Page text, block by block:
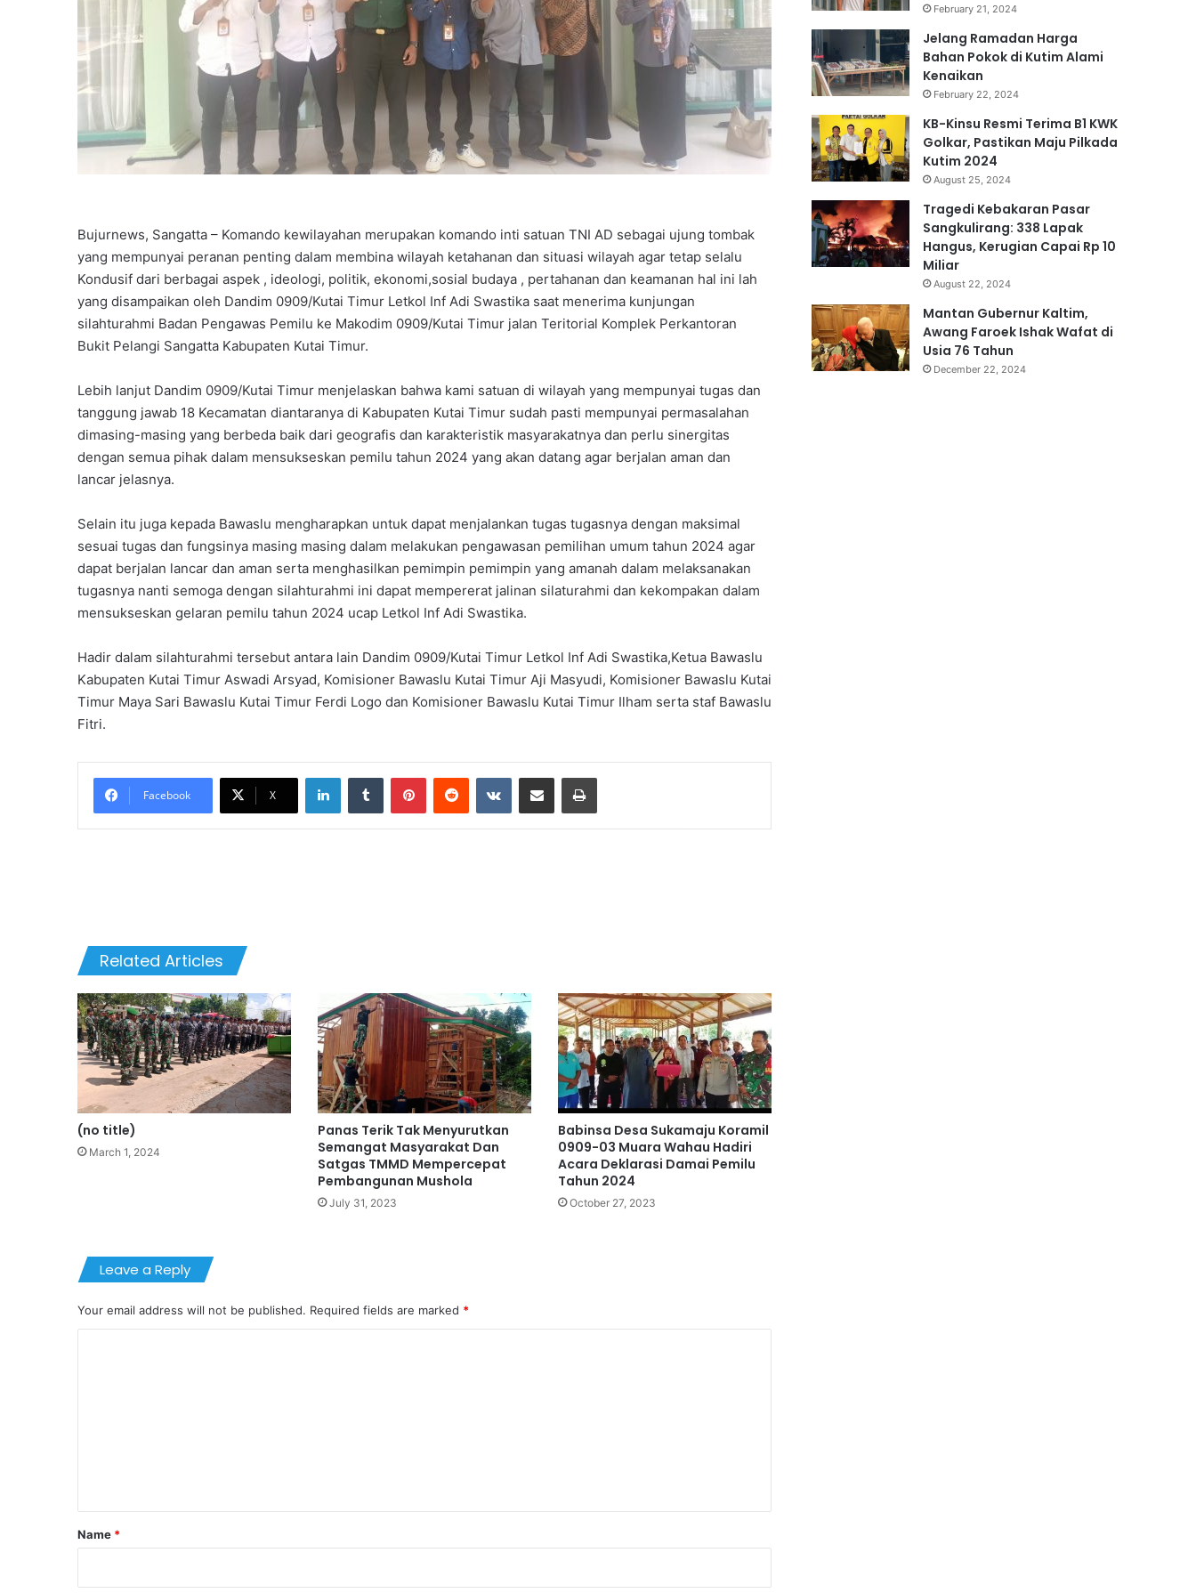
Bujurnews, Sangatta – Komando kewilayahan merupakan komando inti satuan TNI AD sebagai ujung tombak
yang mempunyai peranan penting dalam membina wilayah ketahanan dan situasi wilayah agar tetap selalu
Kondusif dari berbagai aspek , ideologi, politik, ekonomi,sosial budaya , pertahanan dan keamanan hal ini lah
yang disampaikan oleh Dandim 0909/Kutai Timur Letkol Inf Adi Swastika saat menerima kunjungan
silahturahmi Badan Pengawas Pemilu ke Makodim 0909/Kutai Timur jalan Teritorial Komplek Perkantoran
Bukit Pelangi Sangatta Kabupaten Kutai Timur.
Lebih lanjut Dandim 0909/Kutai Timur menjelaskan bahwa kami satuan di wilayah yang mempunyai tugas dan
tanggung jawab 18 Kecamatan diantaranya di Kabupaten Kutai Timur sudah pasti mempunyai permasalahan
dimasing-masing yang berbeda baik dari geografis dan karakteristik masyarakatnya dan perlu sinergitas
dengan semua pihak dalam mensukseskan pemilu tahun 2024 yang akan datang agar berjalan aman dan
lancar jelasnya.
Selain itu juga kepada Bawaslu mengharapkan untuk dapat menjalankan tugas tugasnya dengan maksimal
sesuai tugas dan fungsinya masing masing dalam melakukan pengawasan pemilihan umum tahun 2024 agar
dapat berjalan lancar dan aman serta menghasilkan pemimpin pemimpin yang amanah dalam melaksanakan
tugasnya nanti semoga dengan silahturahmi ini dapat mempererat jalinan silaturahmi dan kekompakan dalam
mensukseskan gelaran pemilu tahun 2024 ucap Letkol Inf Adi Swastika.
Hadir dalam silahturahmi tersebut antara lain Dandim 0909/Kutai Timur Letkol Inf Adi Swastika,Ketua Bawaslu
Kabupaten Kutai Timur Aswadi Arsyad, Komisioner Bawaslu Kutai Timur Aji Masyudi, Komisioner Bawaslu Kutai
Timur Maya Sari Bawaslu Kutai Timur Ferdi Logo dan Komisioner Bawaslu Kutai Timur Ilham serta staf Bawaslu
Fitri.
Facebook X
LinkedInTumblr PinterestReddit VKontakteShare via Email Print
Related Articles
(no title)
March 1, 2024
Panas Terik Tak Menyurutkan
Semangat Masyarakat Dan
Satgas TMMD Mempercepat
Pembangunan Mushola
July 31, 2023
Babinsa Desa Sukamaju Koramil
0909-03 Muara Wahau Hadiri
Acara Deklarasi Damai Pemilu
Tahun 2024
October 27, 2023
Leave a Reply
Your email address will not be published. Required fields are marked *
*
Name *
February 21, 2024
Jelang Ramadan Harga
Bahan Pokok di Kutim Alami
Kenaikan
February 22, 2024
KB-Kinsu Resmi Terima B1 KWK
Golkar, Pastikan Maju Pilkada
Kutim 2024
August 25, 2024
Tragedi Kebakaran Pasar
Sangkulirang: 338 Lapak
Hangus, Kerugian Capai Rp 10
Miliar
August 22, 2024
Mantan Gubernur Kaltim,
Awang Faroek Ishak Wafat di
Usia 76 Tahun
December 22, 2024